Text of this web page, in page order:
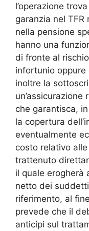
l’operazione
garanzia nel
nella pensione
hanno una
di fronte al
infortunio oppure
inoltre la
che garantisca,
la copertura
eventualmente
costo relativo
trattenuto
il quale erogherà
netto dei
riferimento, al
prevede che il
anticipi sul